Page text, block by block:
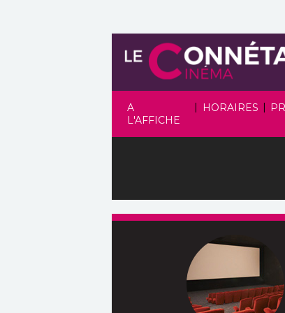
A
L'AFFICHE
| HORAIRES |